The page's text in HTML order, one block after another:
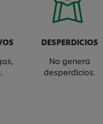
DESPERDICIOS
No genera
desperdicios.